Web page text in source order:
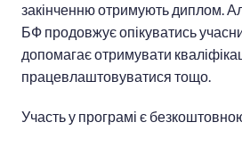
закінченню отримують диплом.
БФ продовжує опікуватись
допомагає отримувати
працевлаштовуватися тощо.
Участь у програмі є